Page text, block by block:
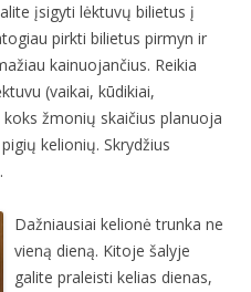
įsigyti lėktuvų bilietus į
pirkti bilietus pirmyn ir
kainuojančius. Reikia
(vaikai, kūdikiai,
žmonių skaičius planuoja
kelionių. Skrydžius
Dažniausiai kelionė trunka ne
vieną dieną. Kitoje šalyje
galite praleisti kelias dienas,